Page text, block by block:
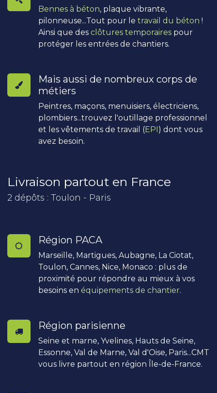
Bennes à béton, plaque vibrante,
pilonneuse...Tout pour le travail du béton !
Ainsi que des clôtures temporaires pour
protéger les entrées de chantiers.
Mais aussi de nombreux corps de
métiers
Peintres, maçons, menuisiers, électriciens,
plombiers...trouvez l'outillage professionnel
et les vêtements de travail (EPI) dont vous
avez besoin.
Livraison partout en France
2 dépôts : Toulon - Paris
Région PACA
Marseille, Martigues, Aubagne, La Ciotat,
Toulon, Cannes, Nice, Monaco : plus de
proximité pour répondre au mieux à vos
besoins en équipements de chantier.
Région parisienne
Seine et marne, Yvelines, Hauts de Seine,
Essonne, Val de Marne, Val d'Oise, Paris...CMT
vous livre partout en région Île-de-France.